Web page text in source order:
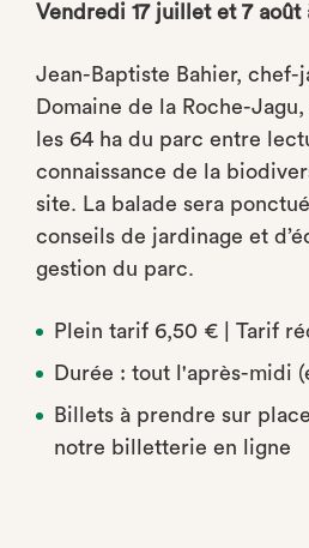
Vendredi 17 juillet et 7 août
Jean-Baptiste Bahier, chef-
Domaine de la Roche-
les 64 ha du parc entre
connaissance de la
site. La balade sera
conseils de jardinage et
gestion du parc.
Plein tarif 6,50 € | Tarif
Durée : tout l'après-midi
Billets à prendre sur
notre billetterie en ligne